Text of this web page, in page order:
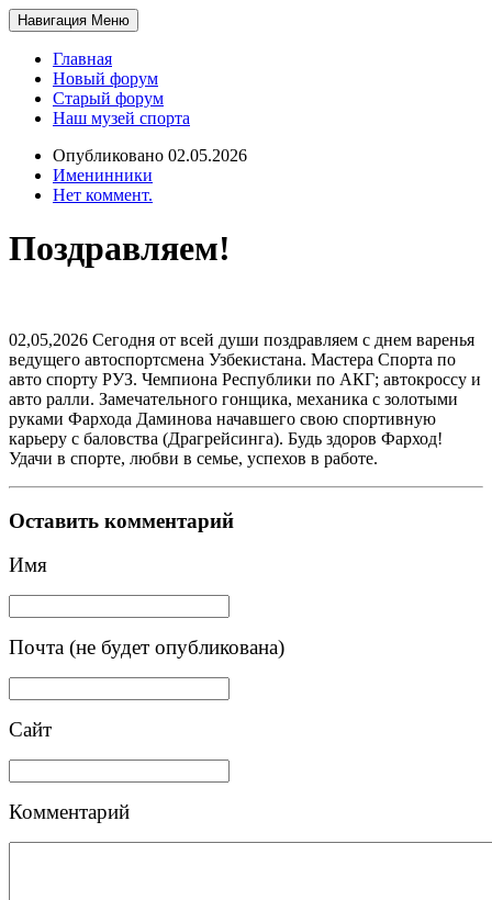
Навигация Меню
Главная
Новый форум
Старый форум
Наш музей спорта
Опубликовано 02.05.2026
Именинники
Нет коммент.
Поздравляем!
02,05,2026 Сегодня от всей души поздравляем с днем варенья
ведущего автоспортсмена Узбекистана. Мастера Спорта по
авто спорту РУЗ. Чемпиона Республики по АКГ; автокроссу и
авто ралли. Замечательного гонщика, механика с золотыми
руками Фархода Даминова начавшего свою спортивную
карьеру с баловства (Драгрейсинга). Будь здоров Фарход!
Удачи в спорте, любви в семье, успехов в работе.
Оставить комментарий
Имя
Почта (не будет опубликована)
Сайт
Комментарий